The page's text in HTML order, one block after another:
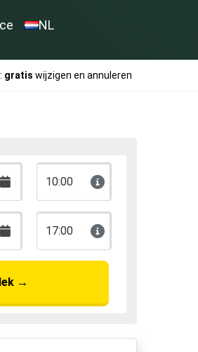
NL
gratis wijzigen en annuleren
10:00
17:00
→